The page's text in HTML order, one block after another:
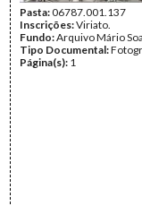
Pasta:06787.001.137
Inscrições:Viriato.
Fundo:Arquivo Mário
Tipo Documental:
Página(s): 1